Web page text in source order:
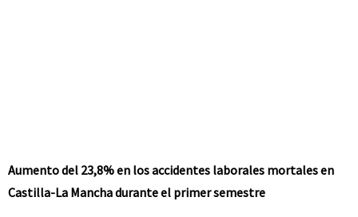
Aumento del 23,8% en los accidentes laborales mortales en
Castilla-La Mancha durante el primer semestre